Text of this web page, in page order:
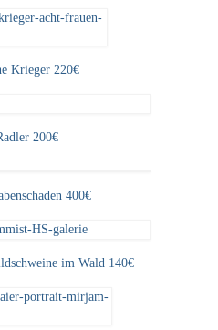
Holt
Geitlinger
Krieger 220€
200€
400€
im Wald 140€